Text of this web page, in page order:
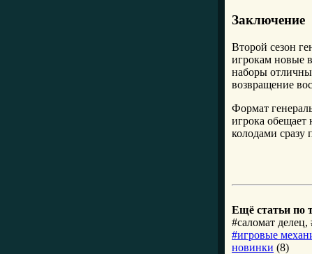
Заключение
Второй сезон
игрокам новые
наборы
возвращение
Формат
игрока
колодами
Ещё статьи по
#саломат делец,
#игровые
новинки (8)